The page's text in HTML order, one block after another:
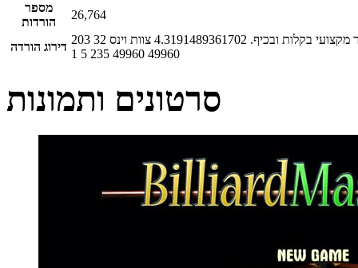
מספר
הורדות
26,764
דירוג הורדה
203 32 בקלות ובכיף. 4.3191489361702 צוות וינס
49960
49960
235
5
1
סרטונים ותמונות